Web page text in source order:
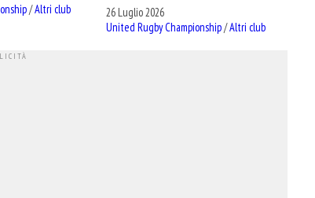
/Altri club
26 Luglio 2026
United Rugby Championship/Altri club